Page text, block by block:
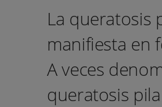
La queratosis
manifiesta en
A veces
queratosis